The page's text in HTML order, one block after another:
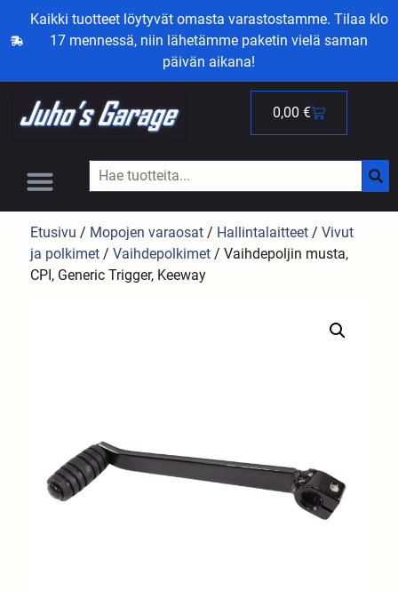
Kaikki tuotteet löytyvät omasta varastostamme. Tilaa klo
17 mennessä, niin lähetämme paketin vielä saman
päivän aikana!
0,00 €
Etusivu / Mopojen varaosat / Hallintalaitteet /Vivut
ja polkimet /Vaihdepolkimet / Vaihdepoljin musta,
CPI, Generic Trigger, Keeway